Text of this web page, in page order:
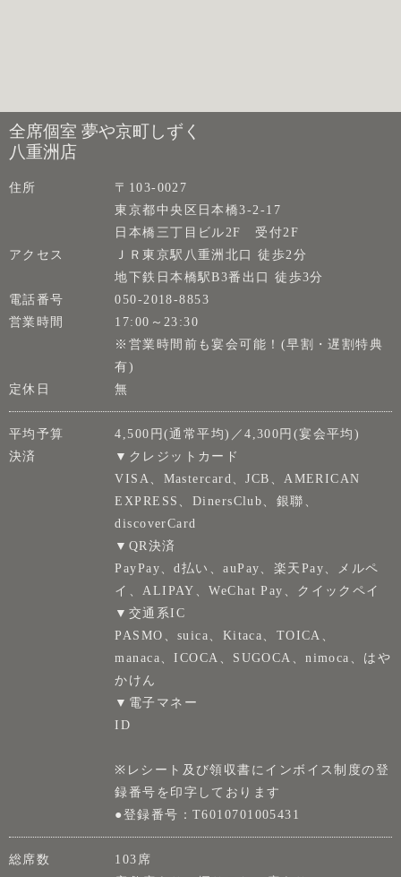
全席個室 夢や京町しずく
八重洲店
住所
〒103-0027
東京都中央区日本橋3-2-17
日本橋三丁目ビル2F 受付2F
アクセス
ＪＲ東京駅八重洲北口 徒歩2分
地下鉄日本橋駅B3番出口 徒歩3分
電話番号
050-2018-8853
営業時間
17:00～23:30
※営業時間前も宴会可能！(早割・遅割特典
有)
定休日
無
平均予算
4,500円(通常平均)／4,300円(宴会平均)
決済
▼クレジットカード
VISA、Mastercard、JCB、AMERICAN
EXPRESS、DinersClub、銀聯、
discoverCard
▼QR決済
PayPay、d払い、auPay、楽天Pay、メルペ
イ、ALIPAY、WeChat Pay、クイックペイ
▼交通系IC
PASMO、suica、Kitaca、TOICA、
manaca、ICOCA、SUGOCA、nimoca、はや
かけん
▼電子マネー
ID
※レシート及び領収書にインボイス制度の登
録番号を印字しております
●登録番号：T6010701005431
総席数
103席